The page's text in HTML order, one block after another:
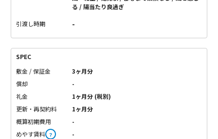
る
陽当たり良過ぎ
引渡し時期 -
SPEC
敷金 / 保証金
3ヶ月分
償却
-
礼金
1ヶ月分 (税別)
更新・再契約料
1ヶ月分
概算初期費用
-
めやす賃料 ？
-